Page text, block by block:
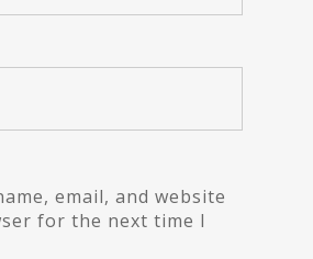
email, and website
for the next time I